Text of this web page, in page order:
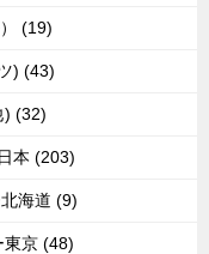
(19)
) (43)
) (32)
本 (203)
海道 (9)
東京 (48)